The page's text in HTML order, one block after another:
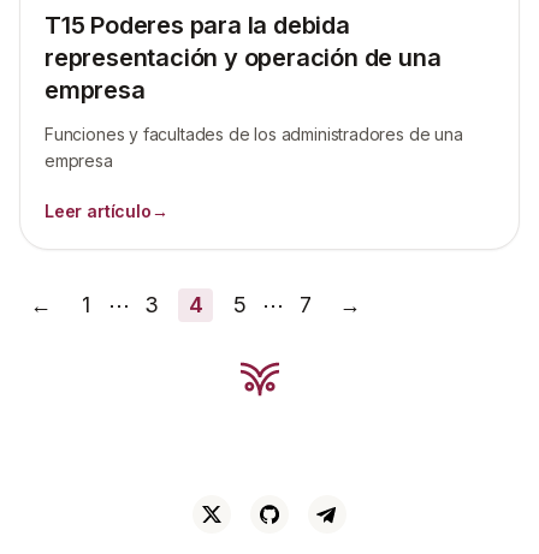
T15 Poderes para la debida
representación y operación de una
empresa
Funciones y facultades de los administradores de una
empresa
Leer artículo→
← 1 ⋯ 3 4 5 ⋯ 7 →